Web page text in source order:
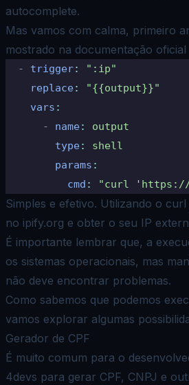
autocomplete.
Mas vamos com calma, primeiro
mostrado na documentação oficial
  -
trigger:
":ip"
    replace
:
"{{output}}"
    vars
:
      -
name:
output
        type
:
shell
        params
:
          cmd
: "curl
Simples e efetivo. Utilizando o curl
no ipify.org e obter o seu IP
É importante lembrar que, a
os sistemas operacionais, mas
não deve encontrar problemas.
Como sabemos que podemos
vamos explorar algumas
Gerador de CPF
É muito comum para o
4devs para gerar CPF, CNPJ e